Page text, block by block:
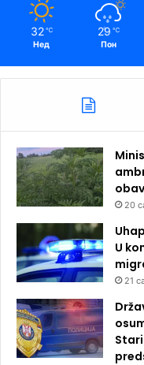
32 ℃
Нед
29 ℃
Пон
20
U
21